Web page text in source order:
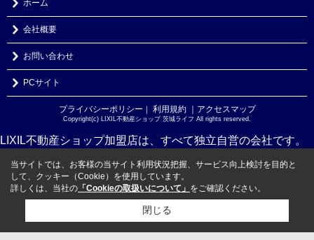
ホーム
会社概要
お問い合わせ
PCサイト
プライバシーポリシー ｜ 利用規約 ｜アクセスマップ
Copyright(c) LIXIL不動産ショップ 茨城ライフ All rights reserved.
LIXIL不動産ショップ加盟店は、すべて独立自営の会社です。
当サイトでは、お客様の当サイト利用状況把握、サービス向上検討を目的と
して、クッキー（Cookie）を使用しています。
詳しくは、当社の 「Cookieの取扱いについて」 をご確認ください。
閉じる